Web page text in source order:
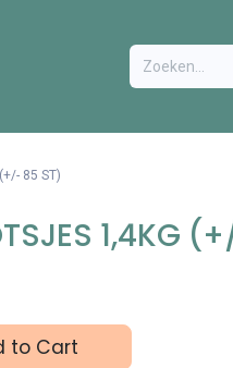
VACATURES
85 ST)
1,4KG
to Cart